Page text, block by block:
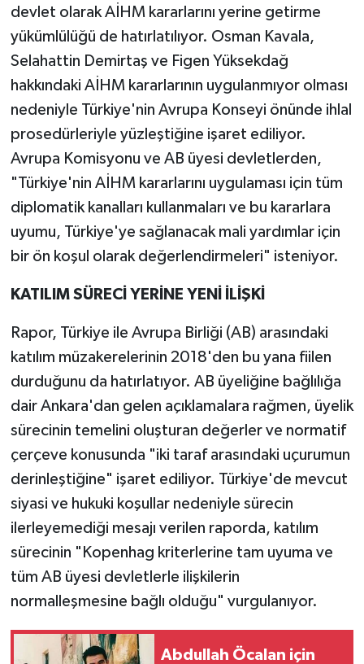
devlet olarak AİHM kararlarını yerine getirme
yükümlülüğü de hatırlatılıyor. Osman Kavala,
Selahattin Demirtaş ve Figen Yüksekdağ
hakkındaki AİHM kararlarının uygulanmıyor olması
nedeniyle Türkiye'nin Avrupa Konseyi önünde ihlal
prosedürleriyle yüzleştiğine işaret ediliyor.
Avrupa Komisyonu ve AB üyesi devletlerden,
"Türkiye'nin AİHM kararlarını uygulaması için tüm
diplomatik kanalları kullanmaları ve bu kararlara
uyumu, Türkiye'ye sağlanacak mali yardımlar için
bir ön koşul olarak değerlendirmeleri" isteniyor.
KATILIM SÜRECİ YERİNE YENİ İLİŞKİ
Rapor, Türkiye ile Avrupa Birliği (AB) arasındaki
katılım müzakerelerinin 2018'den bu yana fiilen
durduğunu da hatırlatıyor. AB üyeliğine bağlılığa
dair Ankara'dan gelen açıklamalara rağmen, üyelik
sürecinin temelini oluşturan değerler ve normatif
çerçeve konusunda "iki taraf arasındaki uçurumun
derinleştiğine" işaret ediliyor. Türkiye'de mevcut
siyasi ve hukuki koşullar nedeniyle sürecin
ilerleyemediği mesajı verilen raporda, katılım
sürecinin "Kopenhag kriterlerine tam uyuma ve
tüm AB üyesi devletlerle ilişkilerin
normalleşmesine bağlı olduğu" vurgulanıyor.
Abdullah Öcalan için